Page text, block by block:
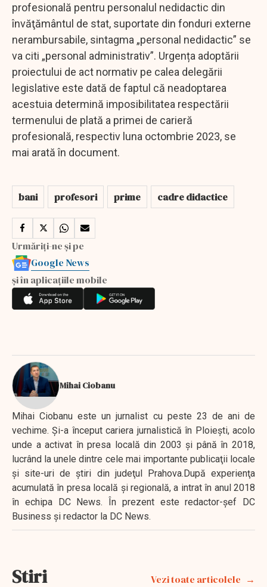
profesională pentru personalul nedidactic din
învăţământul de stat, suportate din fonduri externe
nerambursabile, sintagma „personal nedidactic” se
va citi „personal administrativ”. Urgența adoptării
proiectului de act normativ pe calea delegării
legislative este dată de faptul că neadoptarea
acestuia determină imposibilitatea respectării
termenului de plată a primei de carieră
profesională, respectiv luna octombrie 2023, se
mai arată în document.
bani profesori prime cadre didactice
Urmăriți-ne și pe
Google News
și în aplicațiile mobile
Mihai Ciobanu
Mihai Ciobanu este un jurnalist cu peste 23 de ani de
vechime. Şi-a început cariera jurnalistică în Ploieşti, acolo
unde a activat în presa locală din 2003 şi până în 2018,
lucrând la unele dintre cele mai importante publicaţii locale
şi site-uri de ştiri din judeţul Prahova.După experienţa
acumulată în presa locală şi regională, a intrat în anul 2018
în echipa DC News. În prezent este redactor-şef DC
Business şi redactor la DC News.
Stiri Vezi toate articolele